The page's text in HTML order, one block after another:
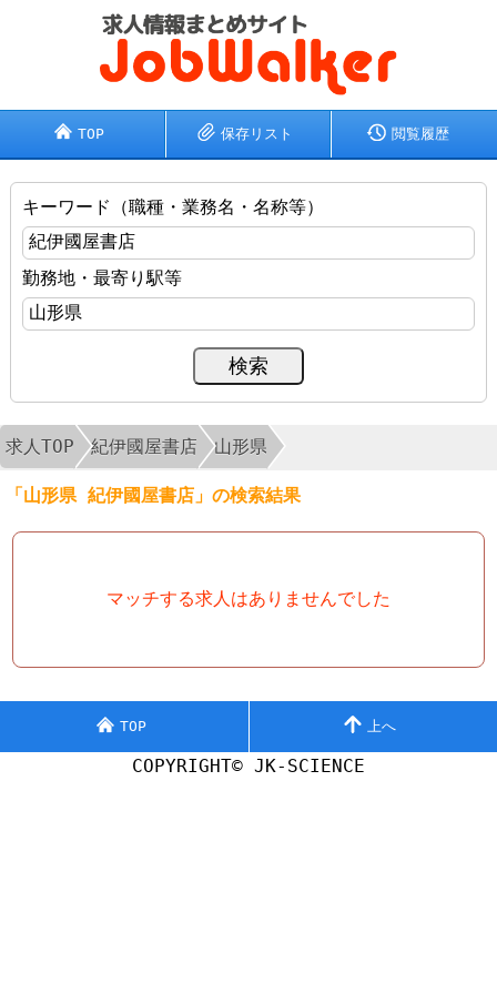
TOP 保存リスト 閲覧履歴
キーワード（職種・業務名・名称等）
勤務地・最寄り駅等
求人TOP 紀伊國屋書店 山形県
「山形県 紀伊國屋書店」の検索結果
マッチする求人はありませんでした
TOP 上へ
COPYRIGHT© JK-SCIENCE